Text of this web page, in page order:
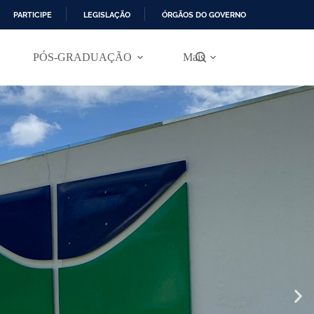
PARTICIPE LEGISLAÇÃO ÓRGÃOS DO GOVERNO
PÓS-GRADUAÇÃO Mais